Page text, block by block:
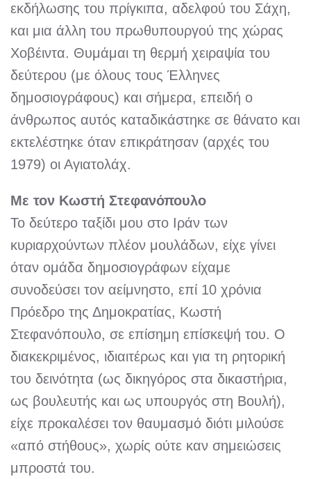
εκδήλωσης του πρίγκιπα, αδελφού του Σάχη,
και μια άλλη του πρωθυπουργού της χώρας
Χοβέιντα. Θυμάμαι τη θερμή χειραψία του
δεύτερου (με όλους τους Έλληνες
δημοσιογράφους) και σήμερα, επειδή ο
άνθρωπος αυτός καταδικάστηκε σε θάνατο και
εκτελέστηκε όταν επικράτησαν (αρχές του
1979) οι Αγιατολάχ.
Με τον Κωστή Στεφανόπουλο
Το δεύτερο ταξίδι μου στο Ιράν των
κυριαρχούντων πλέον μουλάδων, είχε γίνει
όταν ομάδα δημοσιογράφων είχαμε
συνοδεύσει τον αείμνηστο, επί 10 χρόνια
Πρόεδρο της Δημοκρατίας, Κωστή
Στεφανόπουλο, σε επίσημη επίσκεψή του. Ο
διακεκριμένος, ιδιαιτέρως και για τη ρητορική
του δεινότητα (ως δικηγόρος στα δικαστήρια,
ως βουλευτής και ως υπουργός στη Βουλή),
είχε προκαλέσει τον θαυμασμό διότι μιλούσε
«από στήθους», χωρίς ούτε καν σημειώσεις
μπροστά του.